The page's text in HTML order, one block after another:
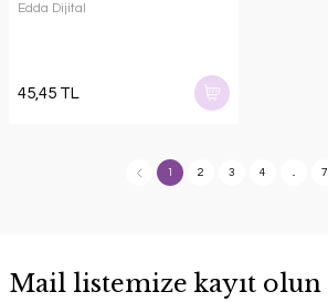
Edda Dijital
45,45 TL
1 2 3 4 7
Mail listemize kayıt olun